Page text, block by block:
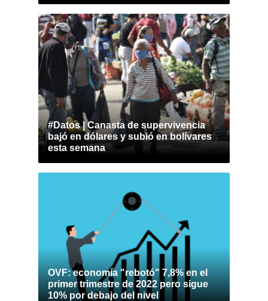
#Datos | Canasta de supervivencia
bajó en dólares y subió en bolívares
esta semana
OVF: economía "rebotó" 7,8% en el
primer trimestre de 2022 pero sigue
10% por debajo del nivel